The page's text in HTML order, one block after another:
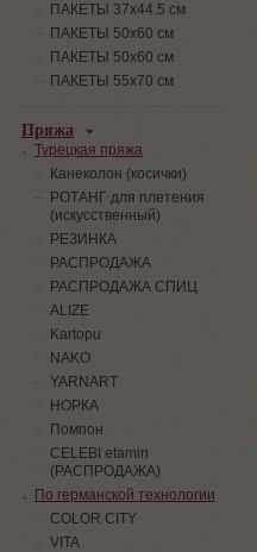
ПАКЕТЫ 37х44.5 см
ПАКЕТЫ 50х60 см
ПАКЕТЫ 50х60 см
ПАКЕТЫ 55х70 см
Пряжа
Турецкая пряжа
Канеколон (косички)
РОТАНГ для плетения
(искусственный)
PЕЗИНКА
РАСПРОДАЖА
РАСПРОДАЖА СПИЦ
ALIZE
Kartopu
NAKO
YARNART
НОРКА
Помпон
СELEBI etamin
(РАСПРОДАЖА)
По германской технологии
COLOR CITY
VITA